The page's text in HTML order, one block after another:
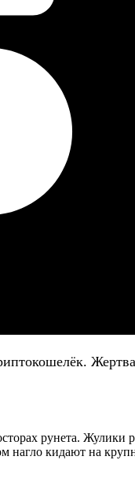
рунета. Жулики
нагло кидают на